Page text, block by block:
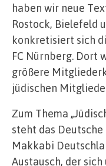
haben wir neue
Rostock, Bielefeld
konkretisiert sich
FC Nürnberg. Dort
größere
jüdischen
Zum Thema
steht das
Makkabi
Austausch, der